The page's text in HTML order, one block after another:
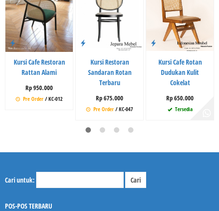
Kursi Cafe Restoran
Rattan Alami
Rp 950.000
Pre Order / KC-012
Kursi Restoran
Sandaran Rotan
Terbaru
Rp 675.000
Pre Order / KC-047
Kursi Cafe Rotan
Dudukan Kulit
Cokelat
Rp 650.000
Tersedia
Cari untuk:
POS-POS TERBARU